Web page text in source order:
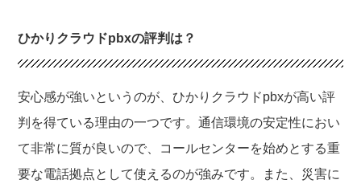
ひかりクラウドpbxの評判は？
安心感が強いというのが、ひかりクラウドpbxが高い評
判を得ている理由の一つです。通信環境の安定性におい
て非常に質が良いので、コールセンターを始めとする重
要な電話拠点として使えるのが強みです。また、災害に